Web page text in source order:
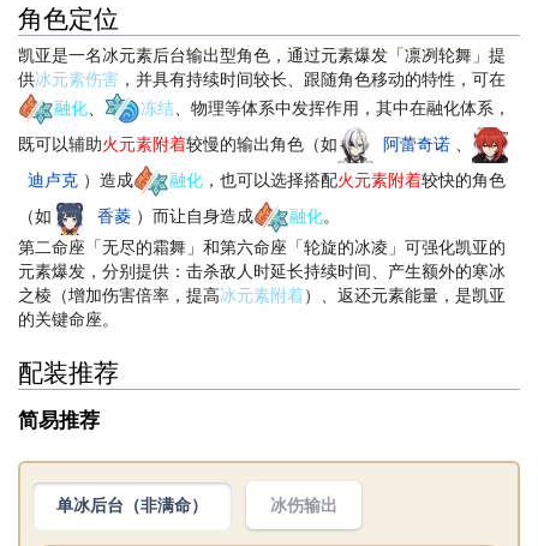
角色定位
凯亚是一名冰元素后台输出型角色，通过元素爆发「凛冽轮舞」提
供冰元素伤害 ，并具有持续时间较长、跟随角色移动的特性，可在
融化
冻结 、物理等体系中发挥作用，其中在融化体系，
既可以辅助火元素附着较慢的输出角色（如 阿蕾奇诺
迪卢克 ）造成 融化 ，也可以选择搭配火元素附着较快的角色
（如
香菱 ）而让自身造成 融化。
第二命座「无尽的霜舞」和第六命座「轮旋的冰凌」可强化凯亚的
元素爆发，分别提供：击杀敌人时延长持续时间、产生额外的寒冰
之棱（增加伤害倍率，提高冰元素附着）、返还元素能量，是凯亚
的关键命座。
配装推荐
简易推荐
单冰后台（非满命） 冰伤输出